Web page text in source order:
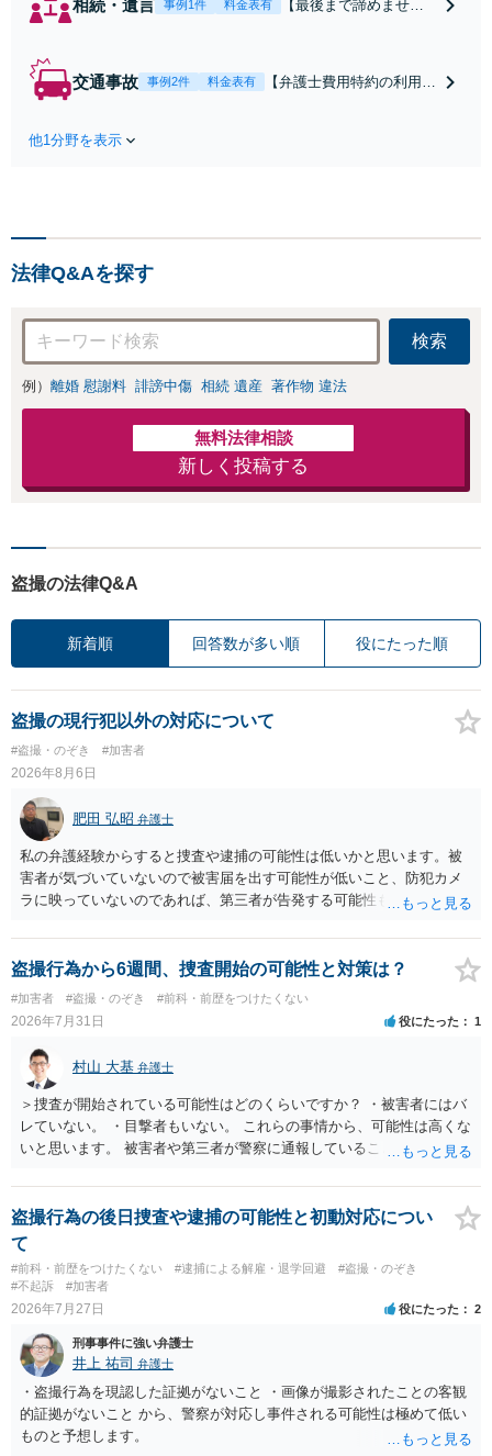
相続・遺言 事例1件 料金表有
【最後まで諦めませ
合意してしまう前にご
交通事故 事例2件 料金表有
【弁護士費用特約の利用＆
は損をしてしまうかもしれ
他1分野を表示
法律Q&Aを探す
検索
例） 離婚 慰謝料 誹謗中傷 相続 遺産 著作物 違法
無料法律相談
新しく投稿する
盗撮の法律Q&A
新着順 回答数が多い順 役にたった順
盗撮の現行犯以外の対応について
#盗撮・のぞき #加害者
2026年8月6日
肥田 弘昭 弁護士
私の弁護経験からすると捜査や逮捕の可能性は低いかと思います。被
害者が気づいていないので被害届を出す可能性が低いこと、防犯カメ
ラに映っていないのであれば、第三者が告発する可能性も低いこと、
座る女性を盗撮(全体像写真1枚と5秒程度の動画)してしまいました。下
着や胸など強調したものではありません。」とありますが、少なくと
も捜査段階では性的姿態等撮影罪の被疑事実で逮捕勾留されるケース
が私の弁護経験では多くなった印象です（最終的には不起訴ないし各
都道府県の迷惑防止条例違反になることもあります）。2度としないこ
とをお勧めいたします。ご参考にしてください。
盗撮行為から6週間、捜査開始の可能性と対策は？
#加害者 #盗撮・のぞき #前科・前歴をつけたくない
2026年7月31日 役にたった 1
村山 大基 弁護士
＞捜査が開始されている可能性はどのくらいですか？ ・被害者にはバ
レていない。 ・目撃者もいない。 これらの事情から、可能性は高くな
いと思います。 被害者や第三者が警察に通報していることは考えにく
からです。 保護観察期間中とのことですので、 必要なら医師の診察を
受けるなども検討なさると良いと思います。
盗撮行為の後日捜査や逮捕の可能性と初動対応につい
て
#前科・前歴をつけたくない #逮捕による解雇・退学回避
#盗撮・のぞき
#不起訴
#加害者
2026年7月27日 役にたった 2
刑事事件に強い弁護士
井上 祐司 弁護士
・盗撮行為を現認した証拠がないこと ・画像が撮影されたことの客観
的証拠がないこと から、警察が対応し事件される可能性は極めて低い
ものと予想します。